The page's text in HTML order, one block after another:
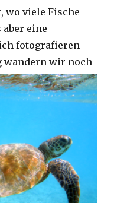
wo viele Fische
eine
fotografieren
wandern wir noch